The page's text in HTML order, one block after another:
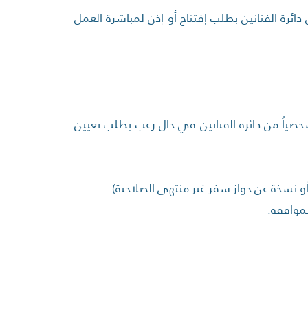
الفنانين بطلب إفتتاح أو إذن لمباشرة العمل
من دائرة الفنانين في حال رغب بطلب تعيين
نسخة عن جواز سفر غير منتهي الصلاحية).